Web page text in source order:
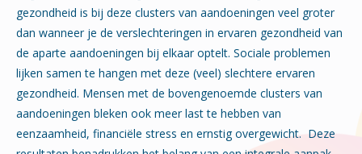
gezondheid is bij deze clusters van aandoeningen veel groter
dan wanneer je de verslechteringen in ervaren gezondheid van
de aparte aandoeningen bij elkaar optelt. Sociale problemen
lijken samen te hangen met deze (veel) slechtere ervaren
gezondheid. Mensen met de bovengenoemde clusters van
aandoeningen bleken ook meer last te hebben van
eenzaamheid, financiële stress en ernstig overgewicht. Deze